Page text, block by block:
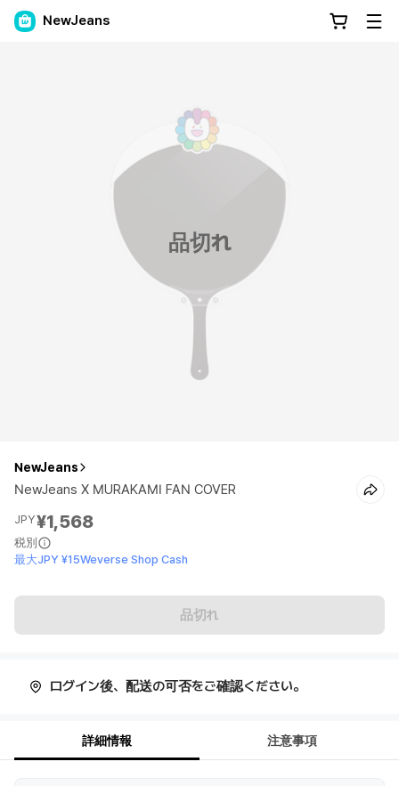
NewJeans
品切れ
NewJeans
NewJeans X MURAKAMI FAN COVER
JPY¥1,568
税別
最大JPY ¥15Weverse Shop Cash
品切れ
ログイン後、配送の可否をご確認ください。
詳細情報 注意事項